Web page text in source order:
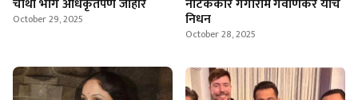
चौथा भाग अधिकृतपणे जाहीर
October 29, 2025
नाटककार गंगाराम गवाणकर यांचे
निधन
October 28, 2025